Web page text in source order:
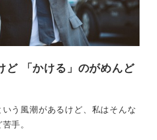
ど 「かける」のがめんど
う風潮があるけど、私はそんな
手。